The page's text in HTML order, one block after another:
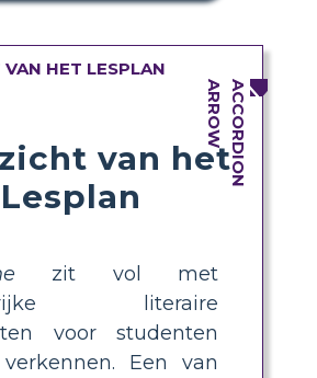
HET LESPLAN
van het
Lesplan
zit vol met
literaire
voor studenten
Een van